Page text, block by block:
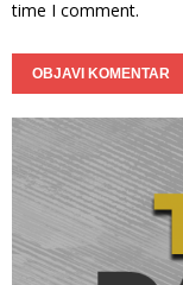
time I comment.